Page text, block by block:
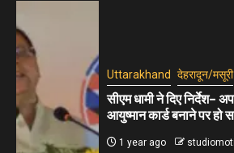
Uttarakhand देहरादून/मसूरी
सीएम धामी ने दिए निर्देश–
आयुष्मान कार्ड बनाने पर हो
1 year ago